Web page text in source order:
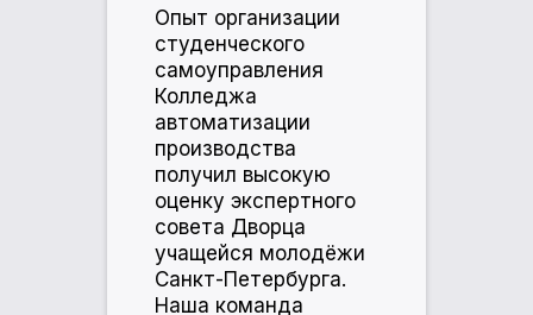
Опыт организации
студенческого
самоуправления
Колледжа
автоматизации
производства
получил высокую
оценку экспертного
совета Дворца
учащейся молодёжи
Санкт-Петербурга.
Наша команда